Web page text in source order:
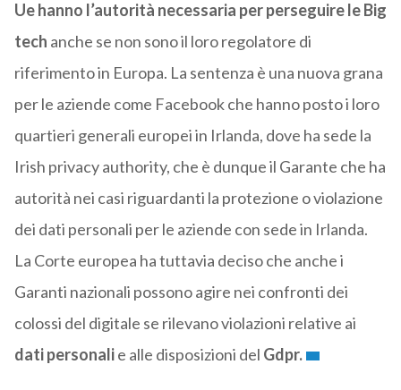
Ue hanno l’autorità necessaria per perseguire le Big
tech anche se non sono il loro regolatore di
riferimento in Europa. La sentenza è una nuova grana
per le aziende come Facebook che hanno posto i loro
quartieri generali europei in Irlanda, dove ha sede la
Irish privacy authority, che è dunque il Garante che ha
autorità nei casi riguardanti la protezione o violazione
dei dati personali per le aziende con sede in Irlanda.
La Corte europea ha tuttavia deciso che anche i
Garanti nazionali possono agire nei confronti dei
colossi del digitale se rilevano violazioni relative ai
dati personalie alle disposizioni del Gdpr.